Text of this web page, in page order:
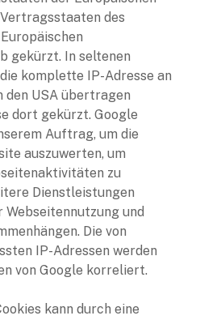
des
gekürzt. In seltenen
komplette IP-Adresse an
den USA übertragen
dort gekürzt. Google
Auftrag, um die
auszuwerten, um
zu
Dienstleistungen
und
Die von
IP-Adressen werden
von Google korreliert.
kann durch eine